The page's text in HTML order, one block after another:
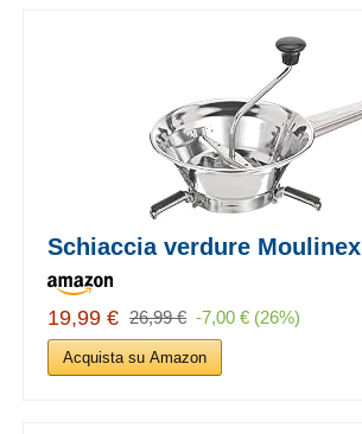
Schiaccia verdure Moulinex
19,99 € 26,99 € -7,00 € (26%)
Acquista su Amazon